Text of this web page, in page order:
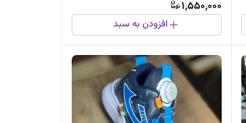
1,550,000
افزودن به سبد